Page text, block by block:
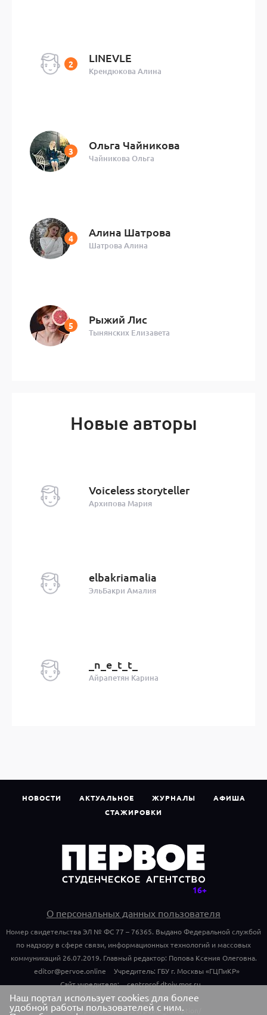
LINEVLE
Крендюкова Алина
Ольга Чайникова
Чайникова Ольга
Алина Шатрова
Шатрова Алина
Рыжий Лис
Тынянских Елизавета
Новые авторы
Voiceless storyteller
Архипова Мария
elbakriamalia
ЭльБакри Амалия
_n_e_t_t_
Айрапетян Карина
НОВОСТИ АКТУАЛЬНОЕ ЖУРНАЛЫ
АФИША
СТАЖИРОВКИ
О персональных данных пользователя
Номер свидетельства ЭЛ № ФС 77 – 76365. Выдано Федеральной службой
по надзору в сфере связи, информационных технологий и массовых
коммуникаций 26.07.2019. Главный редактор: Попова Ксения Олеговна.
editor@pervoe.online
Учредитель: ГБУ г. Москвы «ГЦПиКР»
Сайт учредителя:
centrprof.dtoiv.mos.ru
Обращения граждан учредителю:
centrprof.dtoiv.mos.ru/public_reception/
Наш портал использует cookies для более
удобной работы пользователей с ним.